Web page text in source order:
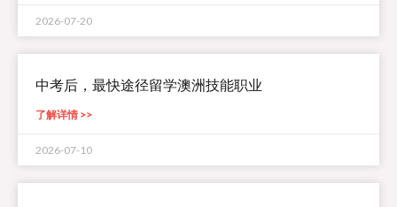
2026-07-20
中考后，最快途径留学澳洲技能职业
了解详情 >>
2026-07-10